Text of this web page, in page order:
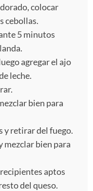
colocar
cebollas.
5 minutos
agregar el ajo
leche.
bien para
y retirar del fuego.
mezclar bien para
aptos
del queso.